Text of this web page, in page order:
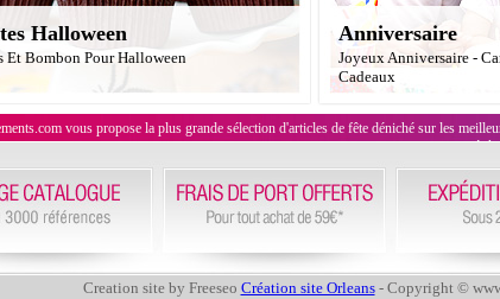
Halloween
Et Bombon Pour Halloween
Anniversaire
Joyeux Anniversaire -
Cadeaux
vous propose la plus grande sélection d'articles de fête déniché sur les
Creation site by Freeseo Création site Orleans- Copyright ©